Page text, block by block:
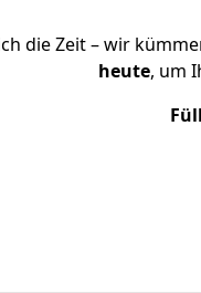
die Zeit – wir
heute, um